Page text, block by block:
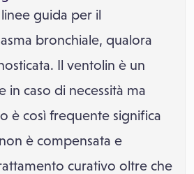
guida per il
bronchiale, qualora
Il ventolin è un
in caso di necessità ma
è così frequente significa
è compensata e
curativo oltre che